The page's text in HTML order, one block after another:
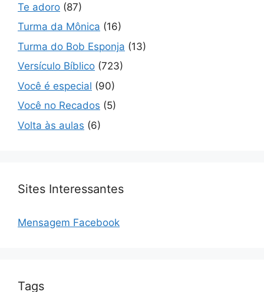
Te adoro (87)
Turma da Mônica (16)
Turma do Bob Esponja (13)
Versículo Bíblico (723)
Você é especial (90)
Você no Recados (5)
Volta às aulas (6)
Sites Interessantes
Mensagem Facebook
Tags